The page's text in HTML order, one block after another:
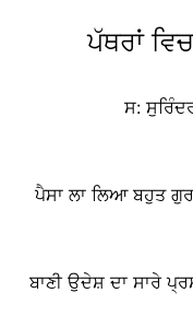
ਪੱਥਰਾਂ
ਸ:
ਪੈਸਾ ਲਾ ਲਿਆ ਬਹੁਤ
ਬਾਣੀ ਉਦੇਸ਼ ਦਾ ਸਾਰੇ